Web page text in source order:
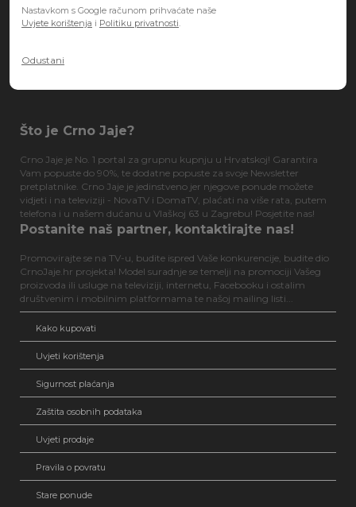
Nastavkom s Google računom prihvaćate naše
Uvjete korištenja i Politiku privatnosti.
Odustani
Što je Crno Jaje?
Crno Jaje je No. 1 portal za grupnu kupnju u Hrvatskoj! Garantira
Vam popuste do 90%, te dodatne popuste za svoje Newsletter
pretplatnike. Crno Jaje je jedinstveno jer njegove ponude možete
vidjeti i na televiziji - NovaTV i DomaTV, plaćati na više rata, putem
telefona i u našem dućanu u Vlaškoj 63 u Zagrebu! Posjetite nas!
Postanite naš partner, kontaktirajte nas!
Promovirajte se na TV-u, budite ispred Vaše konkurencije, budite dio
CrnoJaje.hr projekta! Model suradnje se temelji na promociji Vašeg
proizvoda ili usluge na televiziji, internetu, Facebooku i ostalim
društvenim i mobilnim platformama te našoj mailing listi...
Kako kupovati
Uvjeti korištenja
Sigurnost plaćanja
Zaštita osobnih podataka
Uvjeti prodaje
Pravila o povratu
Stare ponude